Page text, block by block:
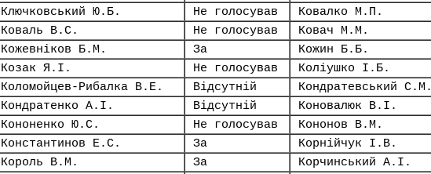
Ключковський Ю.Б.
Не голосував Ковалко М.П.
Коваль В.С.
Не голосував Ковач М.М.
Кожевніков Б.М.
За Кожин Б.Б.
Козак Я.І.
Не голосував Коліушко І.Б.
Коломойцев-Рибалка В.Е.
Відсутній Кондратевський С.М.
Кондратенко А.І.
Відсутній Коновалюк В.І.
Кононенко Ю.С.
Не голосував Кононов В.М.
Константинов Е.С.
За Корнійчук І.В.
Король В.М.
За Корчинський А.І.